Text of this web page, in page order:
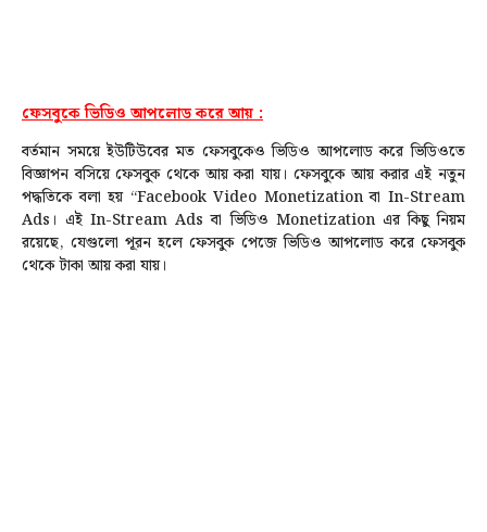
ফেসবুকে ভিডিও আপলোড করে আয় :
বর্তমান সময়ে ইউটিউবের মত ফেসবুকেও ভিডিও আপলোড করে ভিডিওতে
বিজ্ঞাপন বসিয়ে ফেসবুক থেকে আয় করা যায়। ফেসবুকে আয় করার এই নতুন
পদ্ধতিকে বলা হয় “Facebook Video Monetization বা In-Stream
Ads । এই In-Stream Ads বা ভিডিও Monetization এর কিছু নিয়ম
রয়েছে, যেগুলো পূরন হলে ফেসবুক পেজে ভিডিও আপলোড করে ফেসবুক
থেকে টাকা আয় করা যায়।